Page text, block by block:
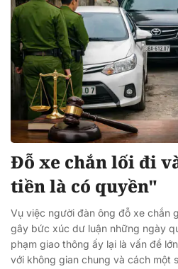
Đỗ xe chắn lối đi
tiền là có quyền"
Vụ việc người đàn ông đỗ xe chắn
gây bức xúc dư luận những ngày
phạm giao thông ấy lại là vấn đề
với không gian chung và cách một